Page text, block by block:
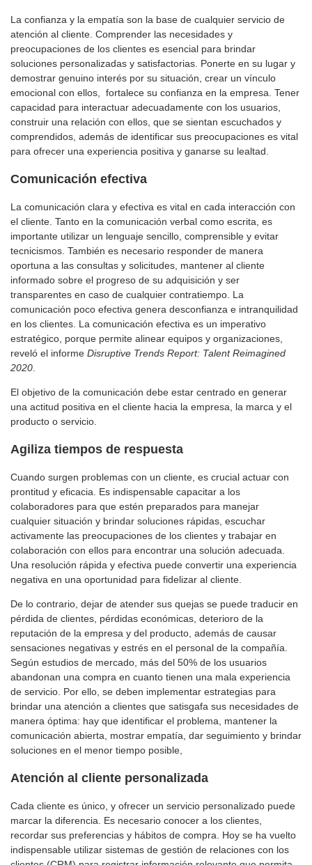
La confianza y la empatía son la base de cualquier servicio de
atención al cliente. Comprender las necesidades y
preocupaciones de los clientes es esencial para brindar
soluciones personalizadas y satisfactorias. Ponerte en su lugar y
demostrar genuino interés por su situación, crear un vínculo
emocional con ellos, fortalece su confianza en la empresa. Tener
capacidad para interactuar adecuadamente con los usuarios,
construir una relación con ellos, que se sientan escuchados y
comprendidos, además de identificar sus preocupaciones es vital
para ofrecer una experiencia positiva y ganarse su lealtad.
Comunicación efectiva
La comunicación clara y efectiva es vital en cada interacción con
el cliente. Tanto en la comunicación verbal como escrita, es
importante utilizar un lenguaje sencillo, comprensible y evitar
tecnicismos. También es necesario responder de manera
oportuna a las consultas y solicitudes, mantener al cliente
informado sobre el progreso de su adquisición y ser
transparentes en caso de cualquier contratiempo. La
comunicación poco efectiva genera desconfianza e intranquilidad
en los clientes. La comunicación efectiva es un imperativo
estratégico, porque permite alinear equipos y organizaciones,
reveló el informe Disruptive Trends Report: Talent Reimagined
2020
El objetivo de la comunicación debe estar centrado en generar
una actitud positiva en el cliente hacia la empresa, la marca y el
producto o servicio.
Agiliza tiempos de respuesta
Cuando surgen problemas con un cliente, es crucial actuar con
prontitud y eficacia. Es indispensable capacitar a los
colaboradores para que estén preparados para manejar
cualquier situación y brindar soluciones rápidas, escuchar
activamente las preocupaciones de los clientes y trabajar en
colaboración con ellos para encontrar una solución adecuada.
Una resolución rápida y efectiva puede convertir una experiencia
negativa en una oportunidad para fidelizar al cliente.
De lo contrario, dejar de atender sus quejas se puede traducir en
pérdida de clientes, pérdidas económicas, deterioro de la
reputación de la empresa y del producto, además de causar
sensaciones negativas y estrés en el personal de la compañía.
Según estudios de mercado, más del 50% de los usuarios
abandonan una compra en cuanto tienen una mala experiencia
de servicio. Por ello, se deben implementar estrategias para
brindar una atención a clientes que satisgafa sus necesidades de
manera óptima: hay que identificar el problema, mantener la
comunicación abierta, mostrar empatía, dar seguimiento y brindar
soluciones en el menor tiempo posible,
Atención al cliente personalizada
Cada cliente es único, y ofrecer un servicio personalizado puede
marcar la diferencia. Es necesario conocer a los clientes,
recordar sus preferencias y hábitos de compra. Hoy se ha vuelto
indispensable utilizar sistemas de gestión de relaciones con los